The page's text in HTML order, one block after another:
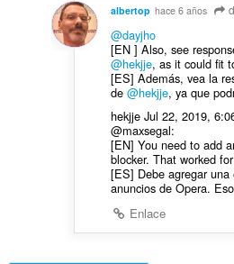
albertop hace 6 años
@dayjho
[EN ] Also, see
@hekjje, as it could fit
[ES] Además, vea la
de @hekjje, ya que
hekjje Jul 22, 2019,
@maxsegal:
[EN] You need to add
blocker. That worked
[ES] Debe agregar una
anuncios de Opera.
Enlace